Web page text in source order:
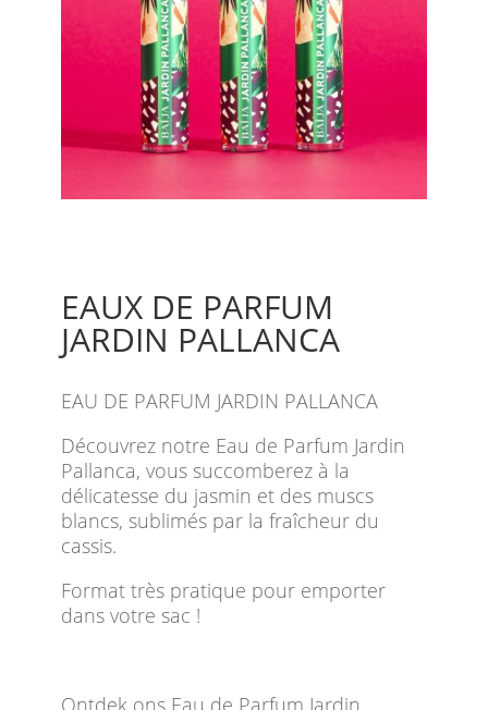
EAUX DE PARFUM
JARDIN PALLANCA
EAU DE PARFUM JARDIN PALLANCA
Découvrez notre Eau de Parfum Jardin
Pallanca, vous succomberez à la
délicatesse du jasmin et des muscs
blancs, sublimés par la fraîcheur du
cassis.
Format très pratique pour emporter
dans votre sac !
Ontdek ons Eau de Parfum Jardin